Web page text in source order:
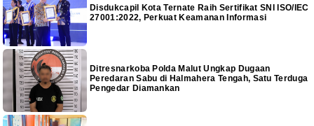
Disdukcapil Kota Ternate Raih Sertifikat SNI ISO/IEC
27001:2022, Perkuat Keamanan Informasi
Ditresnarkoba Polda Malut Ungkap Dugaan
Peredaran Sabu di Halmahera Tengah, Satu Terduga
Pengedar Diamankan